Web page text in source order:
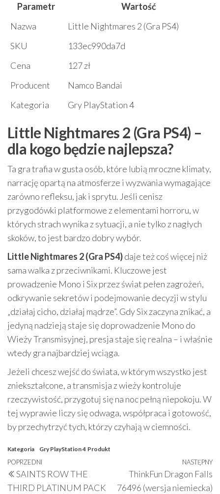
Parametr
Wartość
Nazwa
Little Nightmares 2 (Gra PS4)
SKU
133ec990da7d
Cena
127 zł
Producent
Namco Bandai
Kategoria
Gry PlayStation 4
Little Nightmares 2 (Gra PS4) –
dla kogo będzie najlepsza?
Ta gra trafia w gusta osób, które lubią mroczne klimaty,
narrację opartą na atmosferze i wyzwania wymagające
zarówno refleksu, jak i sprytu. Jeśli cenisz
przygodówki platformowe z elementami horroru, w
których strach wynika z sytuacji, a nie tylko z nagłych
skoków, to jest bardzo dobry wybór.
Little Nightmares 2 (Gra PS4)daje też coś więcej niż
sama walka z przeciwnikami. Kluczowe jest
prowadzenie Mono i Six przez świat pełen zagrożeń,
odkrywanie sekretów i podejmowanie decyzji w stylu
„działaj cicho, działaj mądrze”. Gdy Six zaczyna znikać, a
jedyną nadzieją staje się doprowadzenie Mono do
Wieży Transmisyjnej, presja staje się realna – i właśnie
wtedy gra najbardziej wciąga.
Jeżeli chcesz wejść do świata, w którym wszystko jest
zniekształcone, a transmisja z wieży kontroluje
rzeczywistość, przygotuj się na noc pełną niepokoju. W
tej wyprawie liczy się odwaga, współpraca i gotowość,
by przechytrzyć tych, którzy czyhają w ciemności.
Kategoria Gry PlayStation 4 Produkt
Nawigacja
wpisu
Poprzedni
wpis
POPRZEDNI
SAINTS ROW THE
THIRD PLATINUM PACK
NASTĘPNY
ThinkFun Dragon Falls
76496 (wersja niemiecka)